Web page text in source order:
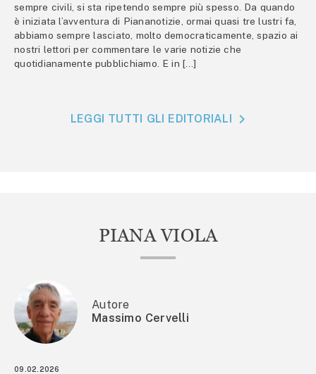
sempre civili, si sta ripetendo sempre più spesso. Da quando
è iniziata l’avventura di Piananotizie, ormai quasi tre lustri fa,
abbiamo sempre lasciato, molto democraticamente, spazio ai
nostri lettori per commentare le varie notizie che
quotidianamente pubblichiamo. E in […]
LEGGI TUTTI GLI EDITORIALI
PIANA VIOLA
Autore
Massimo Cervelli
09.02.2026